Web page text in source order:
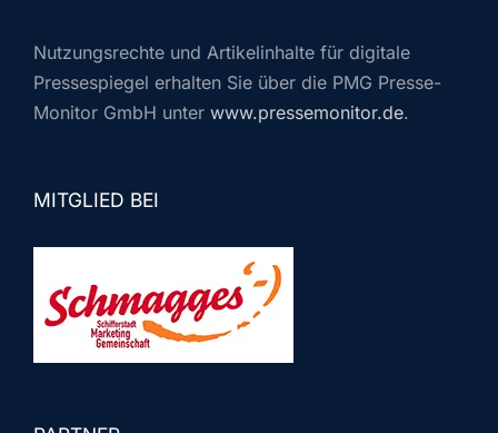
Nutzungsrechte und Artikelinhalte für digitale
Pressespiegel erhalten Sie über die PMG Presse-
Monitor GmbH unter www.pressemonitor.de.
MITGLIED BEI